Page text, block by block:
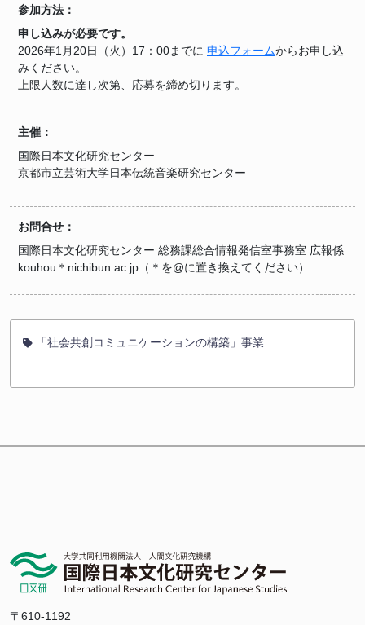
参加方法：
申し込みが必要です。
2026年1月20日（火）17：00までに 申込フォームからお申し込
みください。
上限人数に達し次第、応募を締め切ります。
主催：
国際日本文化研究センター
京都市立芸術大学日本伝統音楽研究センター
お問合せ：
国際日本文化研究センター 総務課総合情報発信室事務室 広報係
kouhou＊nichibun.ac.jp（＊を@に置き換えてください）
「社会共創コミュニケーションの構築」事業
〒610-1192